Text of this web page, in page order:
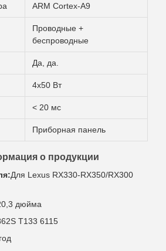
ARM Cortex-A9
Проводные +
беспроводные
Да, да.
4х50 Вт
< 20 мс
Приборная панель
о продукции
Для Lexus RX330-RX350/RX300
дюйма
T133 6115